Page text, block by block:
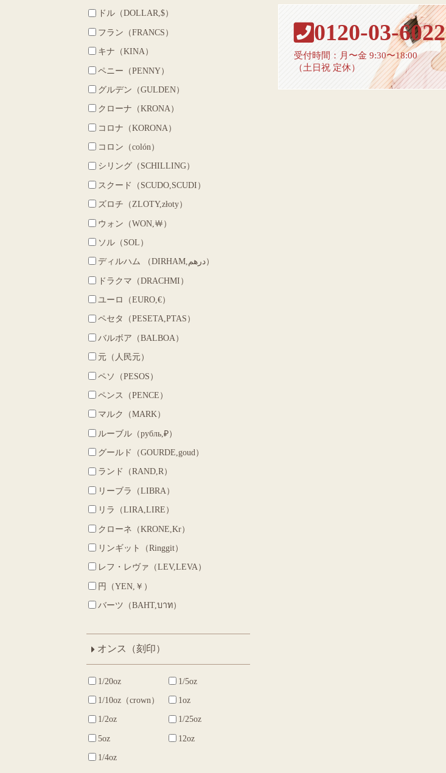
0120-03-6022
受付時間：月〜金 9:30〜18:00
（土日祝 定休）
ドル（DOLLAR,$）
フラン（FRANCS）
キナ（KINA）
ペニー（PENNY）
グルデン（GULDEN）
クローナ（KRONA）
コロナ（KORONA）
コロン（colón）
シリング（SCHILLING）
スクード（SCUDO,SCUDI）
ズロチ（ZLOTY,złoty）
ウォン（WON,￦）
ソル（SOL）
ディルハム （DIRHAM,درهم‎）
ドラクマ（DRACHMI）
ユーロ（EURO,€）
ペセタ（PESETA,PTAS）
バルボア（BALBOA）
元（人民元）
ペソ（PESOS）
ペンス（PENCE）
マルク（MARK）
ルーブル（рубль,₽）
グールド（GOURDE,goud）
ランド（RAND,R）
リーブラ（LIBRA）
リラ（LIRA,LIRE）
クローネ（KRONE,Kr）
リンギット（Ringgit）
レフ・レヴァ（LEV,LEVA）
円（YEN,￥）
バーツ（BAHT,บาท）
オンス（刻印）
1/20oz
1/5oz
1/10oz（crown）
1oz
1/2oz
1/25oz
5oz
12oz
1/4oz